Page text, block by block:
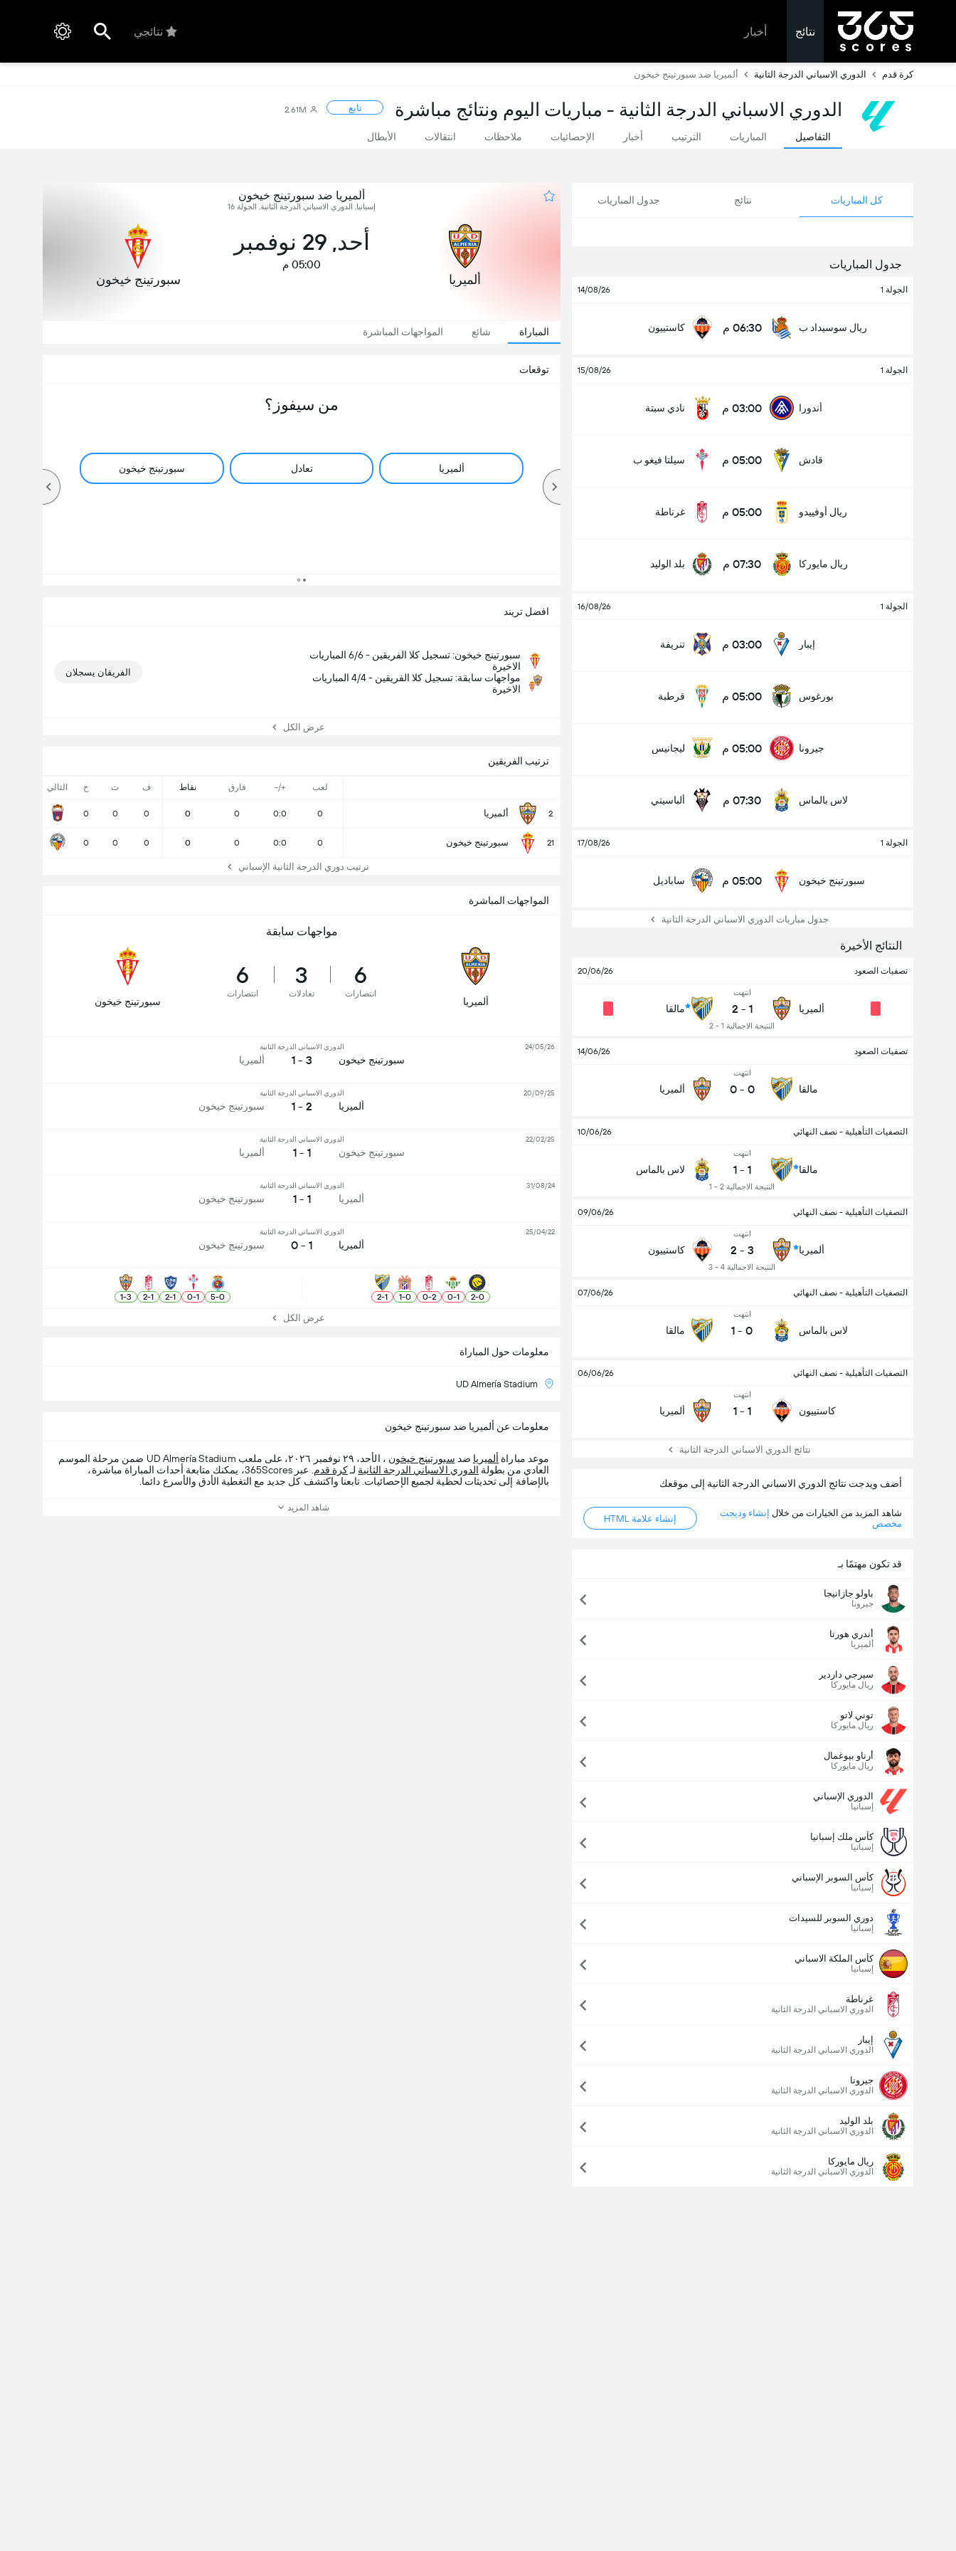
نتائج أخبار نتائجي
كرة قدم الدوري الاسباني الدرجة الثانية ألميريا ضد سبورتينج خيخون
الدوري الاسباني الدرجة الثانية - مباريات اليوم ونتائج مباشرة تابع 2.61M
التفاصيل المباريات الترتيب أخبار الإحصائيات ملاحظات انتقالات الأبطال
كل المباريات نتائج جدول المباريات
جدول المباريات
الجولة 1 14/08/26
ريال سوسيداد ب 06:30 م كاستييون
الجولة 1 15/08/26
أندورا 03:00 م نادي سبتة
قادش 05:00 م سيلتا فيغو ب
ريال أوفييدو 05:00 م غرناطة
ريال مايوركا 07:30 م بلد الوليد
الجولة 1 16/08/26
إيبار 03:00 م تنريفة
بورغوس 05:00 م قرطبة
جيرونا 05:00 م ليجانيس
لاس بالماس 07:30 م ألباسيتي
الجولة 1 17/08/26
سبورتينج خيخون 05:00 م ساباديل
جدول مباريات الدوري الاسباني الدرجة الثانية
النتائج الأخيرة
تصفيات الصعود 20/06/26
ألميريا
انتهت
1
-
2
النتيجة الاجمالية 1 - 2
مالقا
تصفيات الصعود 14/06/26
مالقا
انتهت
0
-
0 ألميريا
التصفيات التأهيلية - نصف النهائي 10/06/26
مالقا
انتهت
1
-
1
النتيجة الاجمالية 2 - 1
لاس بالماس
التصفيات التأهيلية - نصف النهائي 09/06/26
ألميريا
انتهت
3
-
2
النتيجة الاجمالية 4 - 3
كاستييون
التصفيات التأهيلية - نصف النهائي 07/06/26
لاس بالماس
انتهت
0
-
1 مالقا
التصفيات التأهيلية - نصف النهائي 06/06/26
كاستييون
انتهت
1
-
1 ألميريا
نتائج الدوري الاسباني الدرجة الثانية
أضف ويدجت نتائج الدوري الاسباني الدرجة الثانية إلى موقعك
شاهد المزيد من الخيارات من خلال إنشاء وديجت
مخصص
إنشاء علامة HTML
قد تكون مهتمًا بـ
باولو جازانيجا
جيرونا
أندري هورتا
ألميريا
سيرجي داردير
ريال مايوركا
توني لاتو
ريال مايوركا
أرناو بيوغمال
ريال مايوركا
الدوري الإسباني
إسبانيا
كأس ملك إسبانيا
إسبانيا
كأس السوبر الإسباني
إسبانيا
دوري السوبر للسيدات
إسبانيا
كأس الملكة الاسباني
إسبانيا
غرناطة
الدوري الاسباني الدرجة الثانية
إيبار
الدوري الاسباني الدرجة الثانية
جيرونا
الدوري الاسباني الدرجة الثانية
بلد الوليد
الدوري الاسباني الدرجة الثانية
ريال مايوركا
الدوري الاسباني الدرجة الثانية
ألميريا ضد سبورتينج خيخون
إسبانيا, الدوري الاسباني الدرجة الثانية, الجولة 16
ألميريا
أحد, 29 نوفمبر
05:00 م
سبورتينج خيخون
المباراة شائع المواجهات المباشرة
توقعات
من سيفوز؟
ألميريا تعادل سبورتينج خيخون
عدد الاهداف (2.5)
افضل تريند
سبورتينج خيخون: تسجيل كلا الفريقين - 6/6 المباريات
الاخيرة
مواجهات سابقة: تسجيل كلا الفريقين - 4/4 المباريات
الاخيرة
الفريقان يسجلان
عرض الكل
ترتيب الفريقين
لعب +/- فارق نقاط ف ت خ التالي
2 ألميريا 0
0:0
0
0
0
0
0
21 سبورتينج خيخون 0
0:0
0
0
0
0
0
ترتيب دوري الدرجة الثانية الإسباني
معلومات حول المباراة
UD Almería Stadium
المواجهات المباشرة
مواجهات سابقة
ألميريا
6
انتصارات
3
تعادلات
6
انتصارات
سبورتينج خيخون
سبورتينج خيخون
الدوري الاسباني الدرجة الثانية
3 - 1 ألميريا
24/05/26
ألميريا
الدوري الاسباني الدرجة الثانية
2 - 1 سبورتينج خيخون
20/09/25
سبورتينج خيخون
الدوري الاسباني الدرجة الثانية
1 - 1 ألميريا
22/02/25
ألميريا
الدوري الاسباني الدرجة الثانية
1 - 1 سبورتينج خيخون
31/08/24
ألميريا
الدوري الاسباني الدرجة الثانية
1 - 0 سبورتينج خيخون
25/04/22
0
-
2
1
-
0
2
-
0
0
-
1
1
-
2
0
-
5
1
-
0
1
-
2
1
-
2
3
-
1
عرض الكل
معلومات عن ألميريا ضد سبورتينج خيخون
موعد مباراة ألميريا ضد سبورتينج خيخون
، الأحد، ٢٩ نوفمبر ٢٠٢٦، على ملعب UD Almería Stadium ضمن مرحلة الموسم
العادي من بطولة الدوري الاسباني الدرجة الثانية لـكرة قدم
. عبر 365Scores، يمكنك متابعة أحداث المباراة مباشرة،
بالإضافة إلى تحديثات لحظية لجميع الإحصائيات. تابعنا واكتشف كل جديد مع التغطية الأدق والأسرع دائما.
شاهد المزيد